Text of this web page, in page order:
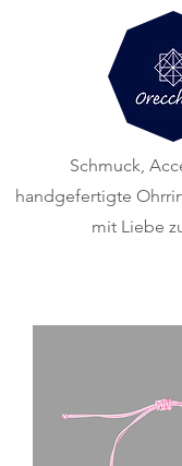
Schmuck,
handgefertigte
mit Liebe